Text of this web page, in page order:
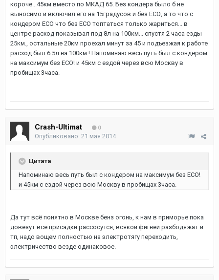
короче...45км вместо по МКАД 65. Без кондера было б не
выносимо и включил его на 15градусов и без ЕСО, а то что с
кондером ЕСО что без ЕСО топтаться только жариться... в
центре расход показывал под 8л на 100км... спустя 2 часа езды
25км., остальные 20км проехал минут за 45 и подъезжая к работе
расход был 6.5л на 100км ! Напоминаю весь путь был с кондером
на максимум без ЕСО! и 45км с ездой через всю Москву в
пробищах 3часа.
Crash-Ultimat 0
Опубликовано: 21 мая 2014
Цитата
Напоминаю весь путь был с кондером на максимум без ЕСО!
и 45км с ездой через всю Москву в пробищах 3часа.
Да тут всё понятно в Москве бенз огонь, к нам в приморье пока
довезут все присадки рассосутся, всякой фигнёй разбодяжат и
тп, надо вощем полностью на электротягу переходить,
электричество везде одинаковое.